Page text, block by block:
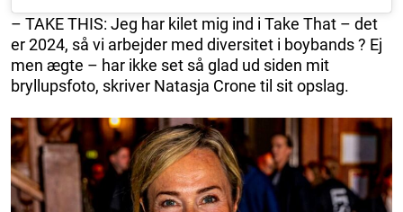
– TAKE THIS: Jeg har kilet mig ind i Take That – det
er 2024, så vi arbejder med diversitet i boybands ? Ej
men ægte – har ikke set så glad ud siden mit
bryllupsfoto, skriver Natasja Crone til sit opslag.